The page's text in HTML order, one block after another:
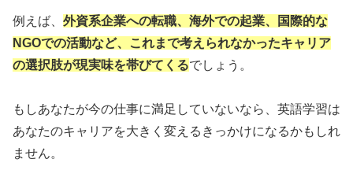
例えば、 外資系企業への転職、海外での起業、国際的な
NGOでの活動など、これまで考えられなかったキャリア
の選択肢が現実味を帯びてくるでしょう。
もしあなたが今の仕事に満足していないなら、英語学習は
あなたのキャリアを大きく変えるきっかけになるかもしれ
ません。